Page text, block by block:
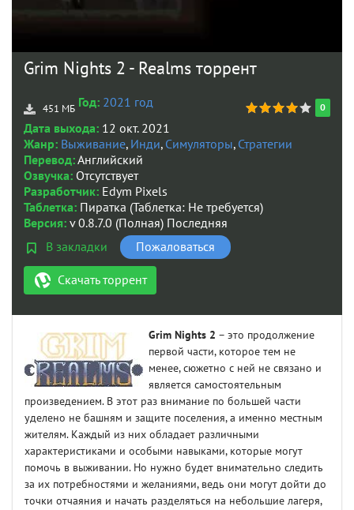
Grim Nights 2 - Realms торрент
0
451 МБ Год: 2021 год
Дата выхода: 12 окт. 2021
Жанр: Выживание, Инди, Симуляторы, Стратегии
Перевод:Английский
Озвучка: Отсутствует
Разработчик: Edym Pixels
Таблетка: Пиратка (Таблетка: Не требуется)
Версия: v 0.8.7.0 (Полная) Последняя
В закладки
Пожаловаться
Скачать торрент
Grim Nights 2 – это продолжение
первой части, которое тем не
менее, сюжетно с ней не связано и
является самостоятельным
произведением. В этот раз внимание по большей части
уделено не башням и защите поселения, а именно местным
жителям. Каждый из них обладает различными
характеристиками и особыми навыками, которые могут
помочь в выживании. Но нужно будет внимательно следить
за их потребностями и желаниями, ведь они могут дойти до
точки отчаяния и начать разделяться на небольшие лагеря,